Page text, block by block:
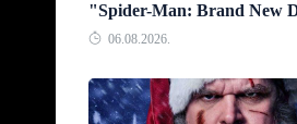
"Spider-Man: Brand New
06.08.2026.